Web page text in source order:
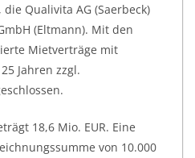
Qualivita AG (Saerbeck)
(Eltmann). Mit den
Mietverträge mit
Jahren zzgl.
18,6 Mio. EUR. Eine
von 10.000